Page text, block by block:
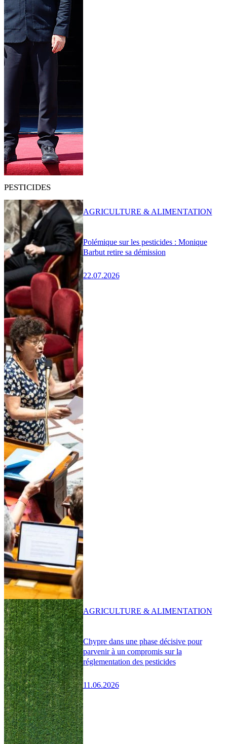
PESTICIDES
Polémique sur les pesticides : Monique
Barbut retire sa démission
22.07.2026
AGRICULTURE & ALIMENTATION
Chypre dans une phase décisive pour
parvenir à un compromis sur la
réglementation des pesticides
11.06.2026
AGRICULTURE & ALIMENTATION